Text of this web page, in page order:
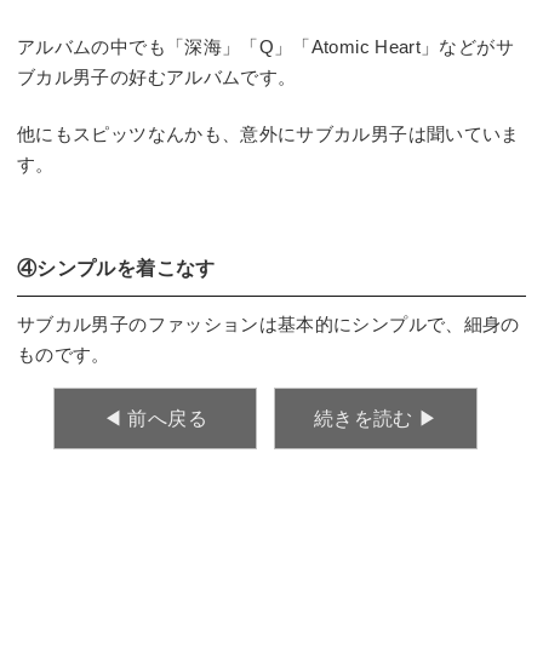
アルバムの中でも「深海」「Q」「Atomic Heart」などがサ
ブカル男子の好むアルバムです。
他にもスピッツなんかも、意外にサブカル男子は聞いていま
す。
④シンプルを着こなす
サブカル男子のファッションは基本的にシンプルで、細身の
ものです。
◀︎ 前へ戻る 続きを読む ▶︎